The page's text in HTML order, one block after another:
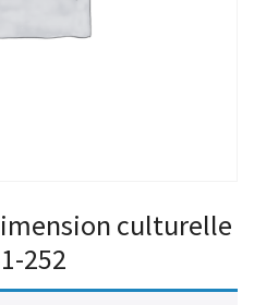
culturelle
252